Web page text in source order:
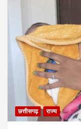
छत्तीसगढ़ राज्य